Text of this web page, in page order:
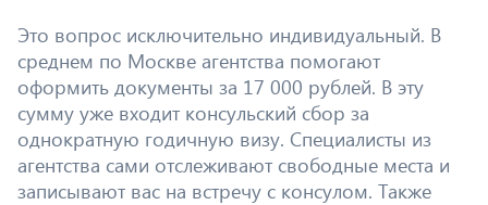
Это вопрос исключительно индивидуальный. В
среднем по Москве агентства помогают
оформить документы за 17 000 рублей. В эту
сумму уже входит консульский сбор за
однократную годичную визу. Специалисты из
агентства сами отслеживают свободные места и
записывают вас на встречу с консулом. Также